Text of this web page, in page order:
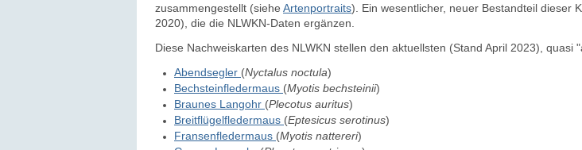
zusammengestellt (siehe Artenportraits). Ein wesentlicher, neuer Bestandteil dieser
2020), die die NLWKN-Daten ergänzen.
Diese Nachweiskarten des NLWKN stellen den aktuellsten (Stand April 2023) , quasi
Abendsegler (Nyctalus noctula)
Bechsteinfledermaus (Myotis bechsteinii)
Braunes Langohr (Plecotus auritus)
Breitflügelfledermaus (Eptesicus serotinus)
Fransenfledermaus (Myotis nattereri)